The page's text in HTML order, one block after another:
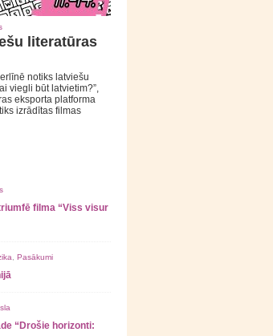
literatūras
notiks latviešu
viegli būt latvietim?”,
eksporta platforma
izrādītas filmas
filma “Viss visur
Pasākumi
“Drošie horizonti: